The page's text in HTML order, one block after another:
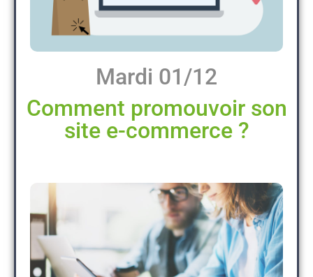
Mardi 01/12
Comment promouvoir son
site e-commerce ?